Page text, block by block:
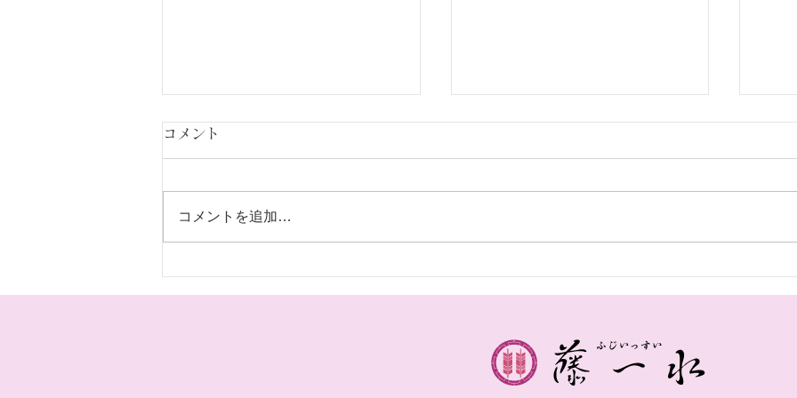
オードブルです。是非注文よ
ひょうろうがんです。 ひょ
コメント
コメントを追加…